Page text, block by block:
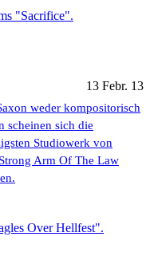
13 Febr. 13
weder kompositorisch
scheinen sich die
Studiowerk von
Arm Of The Law